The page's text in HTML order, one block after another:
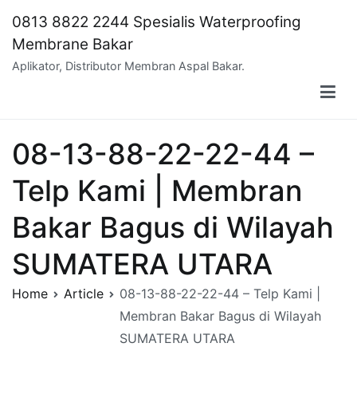
content
0813 8822 2244 Spesialis Waterproofing
Membrane Bakar
Aplikator, Distributor Membran Aspal Bakar.
08-13-88-22-22-44 –
Telp Kami | Membran
Bakar Bagus di Wilayah
SUMATERA UTARA
Home Article
08-13-88-22-22-44 – Telp Kami |
Membran Bakar Bagus di Wilayah
SUMATERA UTARA